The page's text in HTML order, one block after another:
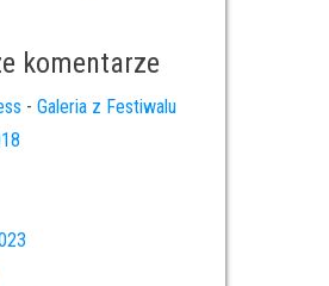
komentarze
- Galeria z Festiwalu